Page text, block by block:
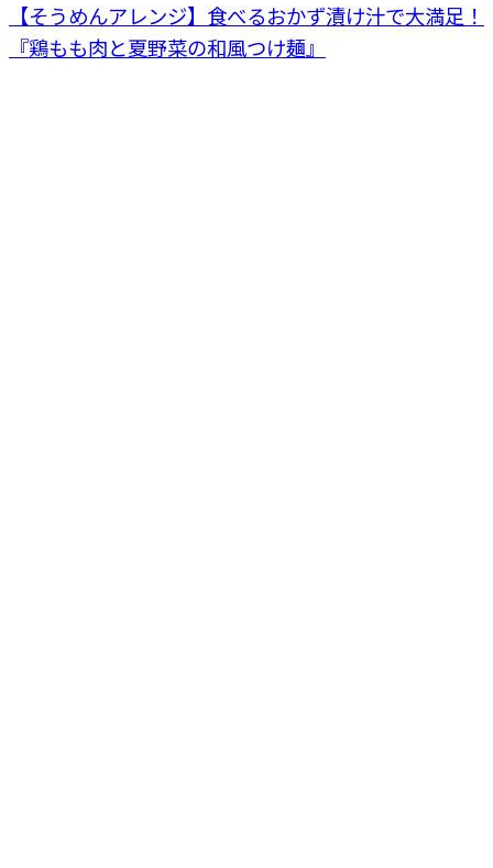
【そうめんアレンジ】食べるおかず漬け汁で大満足！
『鶏もも肉と夏野菜の和風つけ麺』